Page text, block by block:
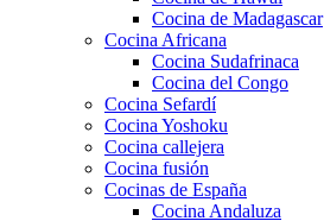
Cocina de Madagascar
Cocina Africana
Cocina Sudafrinaca
Cocina del Congo
Cocina Sefardí
Cocina Yoshoku
Cocina callejera
Cocina fusión
Cocinas de España
Cocina Andaluza